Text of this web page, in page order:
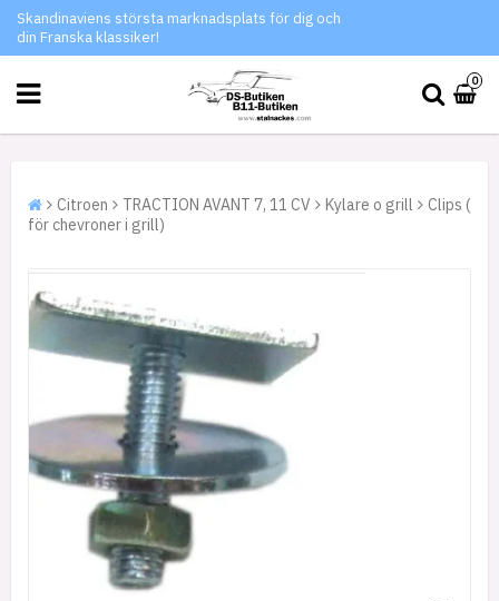
Skandinaviens största marknadsplats för dig och
din Franska klassiker!
0
Citroen TRACTION AVANT 7, 11 CV Kylare o grill
Clips (
för chevroner i grill)